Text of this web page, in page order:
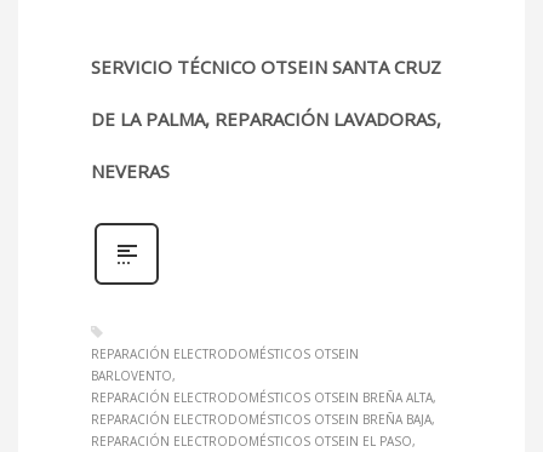
SERVICIO TÉCNICO OTSEIN SANTA CRUZ
DE LA PALMA, REPARACIÓN LAVADORAS,
NEVERAS
REPARACIÓN ELECTRODOMÉSTICOS OTSEIN
BARLOVENTO
REPARACIÓN ELECTRODOMÉSTICOS OTSEIN BREÑA ALTA
REPARACIÓN ELECTRODOMÉSTICOS OTSEIN BREÑA BAJA
REPARACIÓN ELECTRODOMÉSTICOS OTSEIN EL PASO